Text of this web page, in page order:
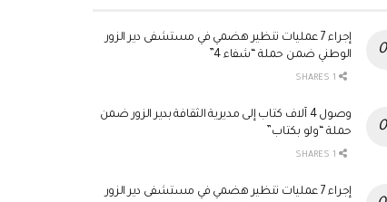
إجراء 7 عمليات تنظير هضمي في مستشفى دير الزور
الوطني ضمن حملة “شفاء 4”
وصول 4 آلاف كتاب إلى مديرية الثقافة بدير الزور ضمن
حملة “ولو بكتاب”
إجراء 7 عمليات تنظير هضمي في مستشفى دير الزور